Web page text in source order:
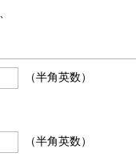
（半角英数）
（半角英数）